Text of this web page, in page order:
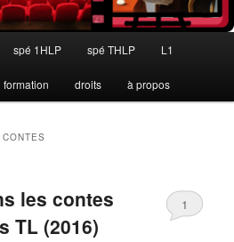
spé 1HLP spé THLP L1
formation droits à propos
CONTES
les contes
TL (2016)
1